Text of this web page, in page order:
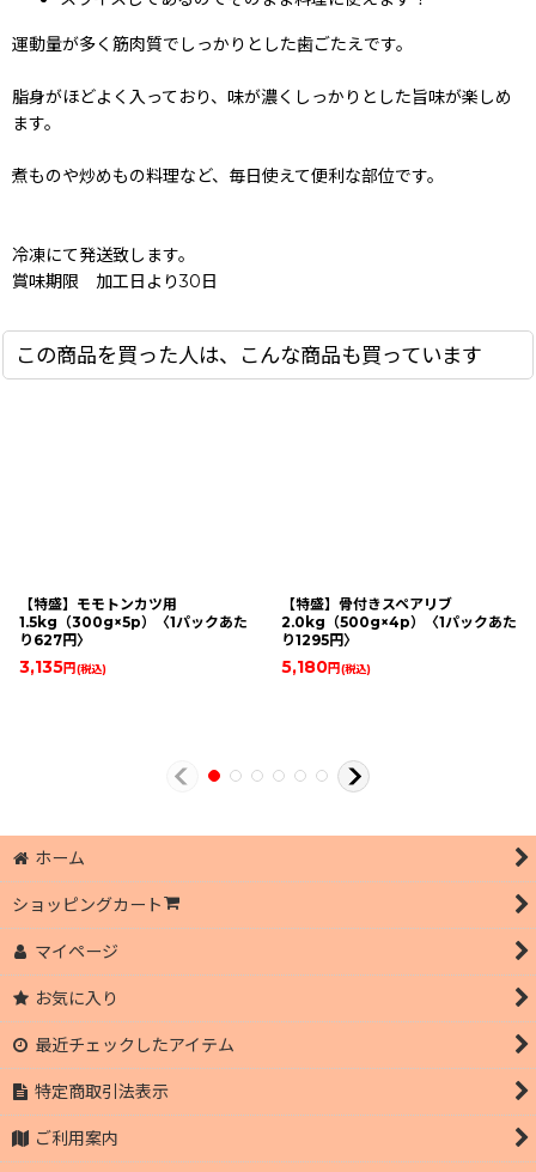
運動量が多く筋肉質でしっかりとした歯ごたえです。
脂身がほどよく入っており、味が濃くしっかりとした旨味が楽しめ
ます。
煮ものや炒めもの料理など、毎日使えて便利な部位です。
冷凍にて発送致します。
賞味期限 加工日より30日
この商品を買った人は、こんな商品も買っています
【特盛】モモトンカツ用
1.5kg（300g×5p）〈1パックあた
り627円〉
3,135円(税込)
【特盛】骨付きスペアリブ
2.0kg（500g×4p）〈1パックあた
り1295円〉
5,180円(税込)
ホーム
ショッピングカート
マイページ
お気に入り
最近チェックしたアイテム
特定商取引法表示
ご利用案内